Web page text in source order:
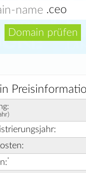
Domain prüfen
*